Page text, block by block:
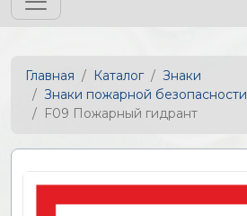
Главная Каталог
Знаки
Знаки пожарной безопасности
F09 Пожарный гидрант